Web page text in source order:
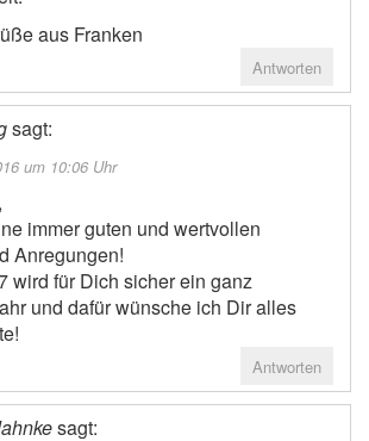
aus Franken
Antworten
sagt:
um 10:06 Uhr
immer guten und wertvollen
Anregungen!
wird für Dich sicher ein ganz
und dafür wünsche ich Dir alles
Antworten
sagt: